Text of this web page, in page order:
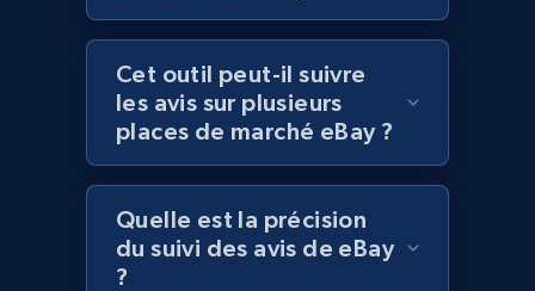
Best Buy products - Collect data on
products using specified keywords
URL, Product id, Title, Images, Final price,
Currency, Discount, Initial price, and more.
1.1K+ 149+ Commencer
Cet outil peut-il suivre
les avis sur plusieurs
places de marché eBay ?
Quelle est la précision
du suivi des avis de eBay
?